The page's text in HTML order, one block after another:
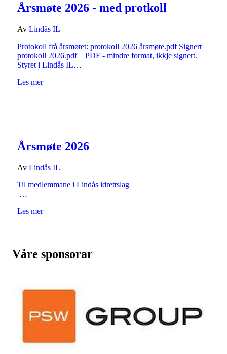
Årsmøte 2026 - med protkoll
Av Lindås IL
Protokoll frå årsmøtet: protokoll 2026 årsmøte.pdf Signert
protokoll 2026.pdf PDF - mindre format, ikkje signert.
Styret i Lindås IL…
Les mer
Årsmøte 2026
Av Lindås IL
Til medlemmane i Lindås idrettslag
…
Les mer
Våre sponsorar